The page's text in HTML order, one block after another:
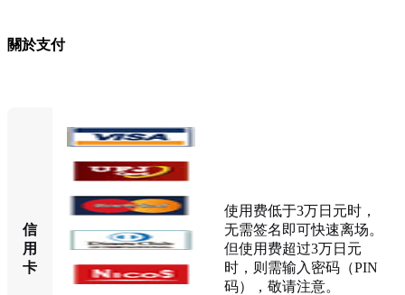
關於支付
信
用
卡
使用费低于3万日元时，
无需签名即可快速离场。
但使用费超过3万日元
时，则需输入密码（PIN
码），敬请注意。